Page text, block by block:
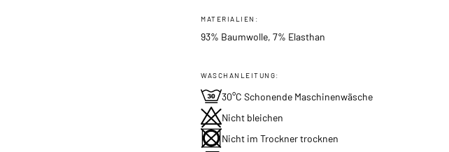
MATERIALIEN:
93% Baumwolle, 7% Elasthan
WASCHANLEITUNG:
30°C Schonende Maschinenwäsche
Nicht bleichen
Nicht im Trockner trocknen